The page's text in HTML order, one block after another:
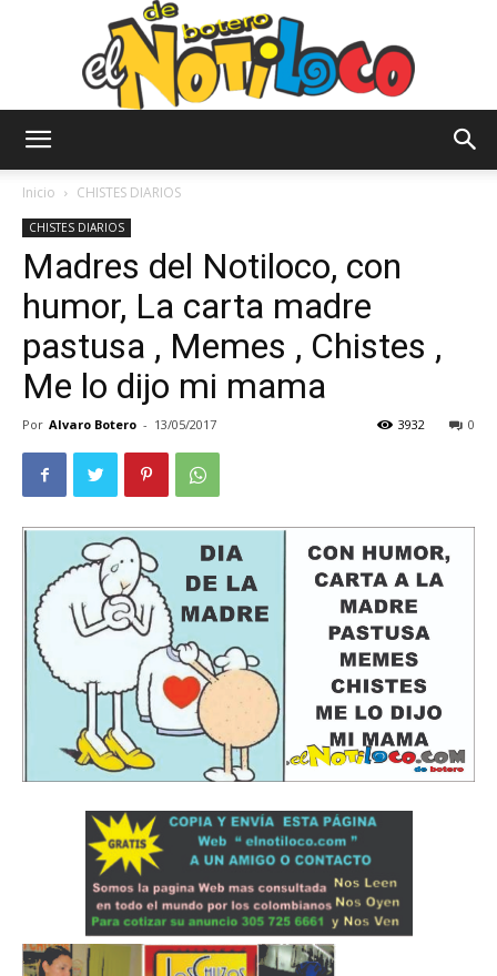
Notiloco
de
Inicio CHISTES DIARIOS
CHISTES DIARIOS
Madres del Notiloco, con
humor, La carta madre
pastusa , Memes , Chistes ,
Me lo dijo mi mama
Por Alvaro Botero - 13/05/2017 0
3932